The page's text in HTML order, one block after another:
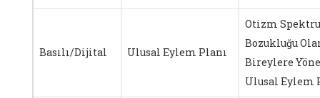
Basılı/Dijital Ulusal Eylem Planı
Otizm
Bozukluğu
Bireylere
Ulusal Eylem